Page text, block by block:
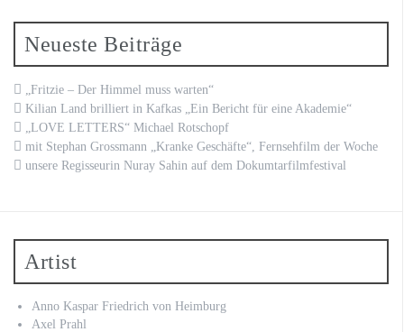
Neueste Beiträge
„Fritzie – Der Himmel muss warten“
Kilian Land brilliert in Kafkas „Ein Bericht für eine Akademie“
„LOVE LETTERS“ Michael Rotschopf
mit Stephan Grossmann „Kranke Geschäfte“, Fernsehfilm der Woche
unsere Regisseurin Nuray Sahin auf dem Dokumtarfilmfestival
Artist
Anno Kaspar Friedrich von Heimburg
Axel Prahl